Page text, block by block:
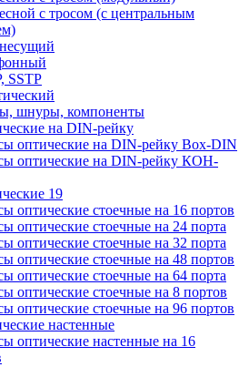
с тросом (с центральным
SSTP
шнуры, компоненты
на DIN-рейку
оптические на DIN-рейку Box-DIN
оптические на DIN-рейку КОН-
19
оптические стоечные на 16 портов
оптические стоечные на 24 порта
оптические стоечные на 32 порта
оптические стоечные на 48 портов
оптические стоечные на 64 порта
оптические стоечные на 8 портов
оптические стоечные на 96 портов
настенные
оптические настенные на 16